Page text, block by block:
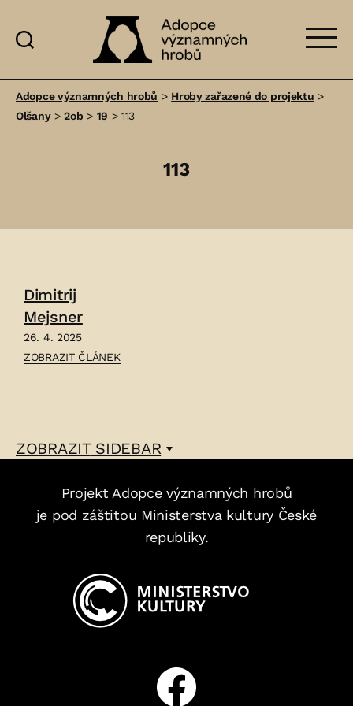
významných
Adopce významných hrobů > Hroby zařazené do projektu >
Olšany>2ob > 19 >113
113
Dimitrij
Mejsner
26. 4. 2025
ČLÁNEK:
ZOBRAZIT ČLÁNEK
ZOBRAZITSIDEBAR
Projekt Adopce významných hrobů
je pod záštitou Ministerstva kultury České
republiky.
Facebook